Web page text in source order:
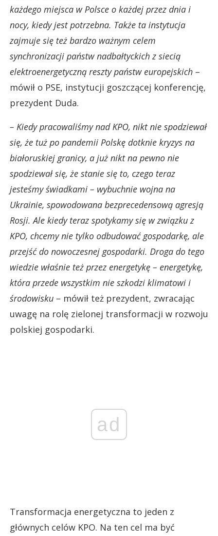
każdego miejsca w Polsce o każdej przez dnia i
nocy, kiedy jest potrzebna. Także ta instytucja
zajmuje się też bardzo ważnym celem
synchronizacji państw nadbałtyckich z siecią
elektroenergetyczną reszty państw europejskich –
mówił o PSE, instytucji goszczącej konferencję,
prezydent Duda.
– Kiedy pracowaliśmy nad KPO, nikt nie spodziewał
się, że tuż po pandemii Polskę dotknie kryzys na
białoruskiej granicy, a już nikt na pewno nie
spodziewał się, że stanie się to, czego teraz
jesteśmy świadkami – wybuchnie wojna na
Ukrainie, spowodowana bezprecedensową agresją
Rosji. Ale kiedy teraz spotykamy się w związku z
KPO, chcemy nie tylko odbudować gospodarkę, ale
przejść do nowoczesnej gospodarki. Droga do tego
wiedzie właśnie też przez energetykę – energetykę,
która przede wszystkim nie szkodzi klimatowi i
środowisku – mówił też prezydent, zwracając
uwagę na rolę zielonej transformacji w rozwoju
polskiej gospodarki.
ad
Transformacja energetyczna to jeden z
głównych celów KPO. Na ten cel ma być